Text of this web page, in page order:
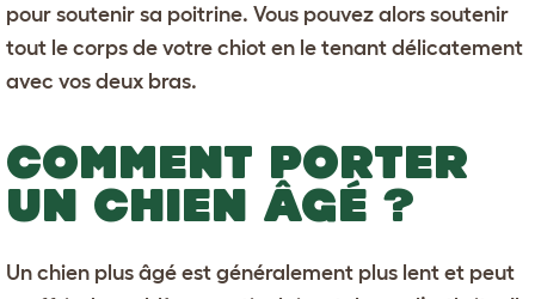
pour soutenir sa poitrine. Vous pouvez alors soutenir
tout le corps de votre chiot en le tenant délicatement
avec vos deux bras.
COMMENT PORTER
UN CHIEN ÂGÉ ?
Un chien plus âgé est généralement plus lent et peut